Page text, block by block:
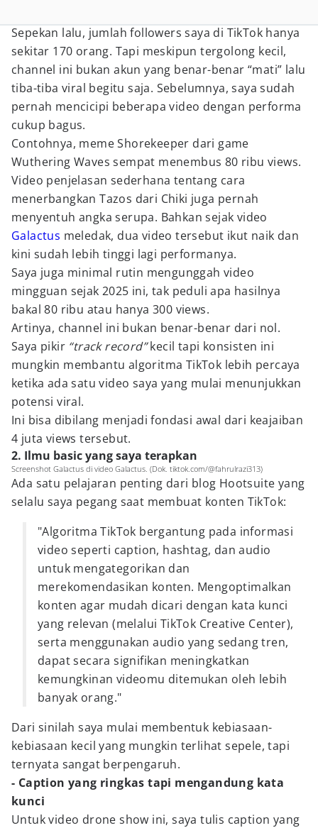
Sepekan lalu, jumlah followers saya di TikTok hanya
sekitar 170 orang. Tapi meskipun tergolong kecil,
channel ini bukan akun yang benar-benar “mati” lalu
tiba-tiba viral begitu saja. Sebelumnya, saya sudah
pernah mencicipi beberapa video dengan performa
cukup bagus.
Contohnya, meme Shorekeeper dari game
Wuthering Waves sempat menembus 80 ribu views.
Video penjelasan sederhana tentang cara
menerbangkan Tazos dari Chiki juga pernah
menyentuh angka serupa. Bahkan sejak video
Galactus meledak, dua video tersebut ikut naik dan
kini sudah lebih tinggi lagi performanya.
Saya juga minimal rutin mengunggah video
mingguan sejak 2025 ini, tak peduli apa hasilnya
bakal 80 ribu atau hanya 300 views.
Artinya, channel ini bukan benar-benar dari nol.
Saya pikir “track record”kecil tapi konsisten ini
mungkin membantu algoritma TikTok lebih percaya
ketika ada satu video saya yang mulai menunjukkan
potensi viral.
Ini bisa dibilang menjadi fondasi awal dari keajaiban
4 juta views tersebut.
2. Ilmu basic yang saya terapkan
Screenshot Galactus di video Galactus. (Dok. tiktok.com/@fahrulrazi313)
Ada satu pelajaran penting dari blog Hootsuite yang
selalu saya pegang saat membuat konten TikTok:
"Algoritma TikTok bergantung pada informasi
video seperti caption, hashtag, dan audio
untuk mengategorikan dan
merekomendasikan konten. Mengoptimalkan
konten agar mudah dicari dengan kata kunci
yang relevan (melalui TikTok Creative Center),
serta menggunakan audio yang sedang tren,
dapat secara signifikan meningkatkan
kemungkinan videomu ditemukan oleh lebih
banyak orang."
Dari sinilah saya mulai membentuk kebiasaan-
kebiasaan kecil yang mungkin terlihat sepele, tapi
ternyata sangat berpengaruh.
- Caption yang ringkas tapi mengandung kata
kunci
Untuk video drone show ini, saya tulis caption yang